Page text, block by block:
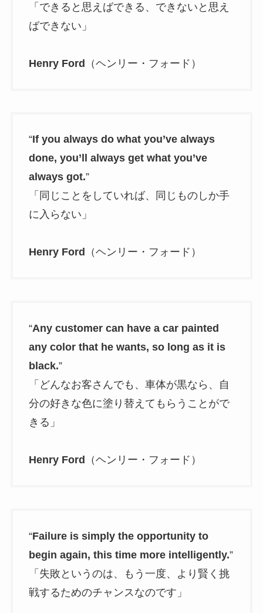
「できると思えばできる、できないと思え
ばできない」
Henry Ford （ヘンリー・フォード）
“If you always do what you’ve always
done, you’ll always get what you’ve
always got.”
「同じことをしていれば、同じものしか手
に入らない」
Henry Ford （ヘンリー・フォード）
“Any customer can have a car painted
any color that he wants, so long as it is
black.”
「どんなお客さんでも、車体が黒なら、自
分の好きな色に塗り替えてもらうことがで
きる」
Henry Ford （ヘンリー・フォード）
“Failure is simply the opportunity to
begin again, this time more intelligently.”
「失敗というのは、もう一度、より賢く挑
戦するためのチャンスなのです」